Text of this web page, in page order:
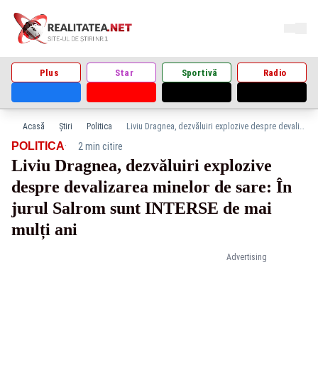
Plus Star Sportivă Radio
Acasă Știri Politica Liviu Dragnea, dezvăluiri explozive despre devalizarea minelor de sare: În jurul Salrom sunt INTERSE de mai mulți ani
Advertising
POLITICA· 2 min citire
Liviu Dragnea, dezvăluiri explozive
despre devalizarea minelor de sare: În
jurul Salrom sunt INTERSE de mai
mulți ani